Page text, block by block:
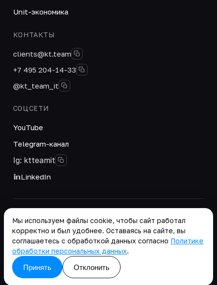
Unit-экономика
КОНТАКТЫ
clients@kt.team
+7 495 204-14-33
@kt_team_it
СОЦСЕТИ
YouTube
Telegram-канал
Ig: ktteamit
LinkedIn
решений и корпоративных систем.
Реквизиты
Положение о работе с персональными данными
copy as .md
Мы используем файлы cookie, чтобы сайт работал
корректно и был удобнее. Оставаясь на сайте, вы
соглашаетесь с обработкой данных согласно Политике
обработки персональных данных.
Принять
Отклонить